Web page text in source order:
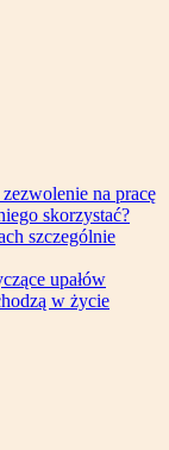
na pracę
skorzystać?
szczególnie
upałów
w życie